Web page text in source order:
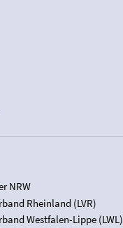
NRW
Rheinland (LVR)
Westfalen-Lippe (LWL)